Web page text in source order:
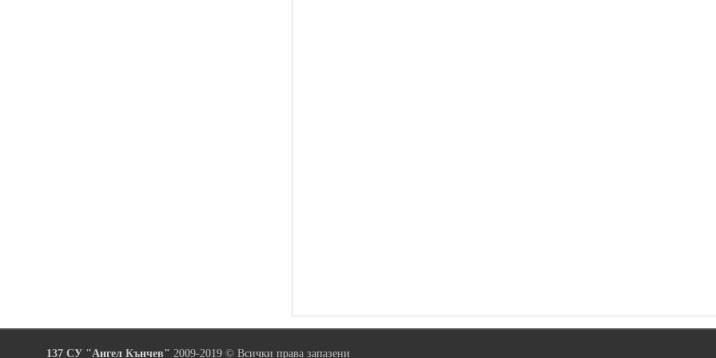
137 СУ "Ангел Кънчев" 2009-2019 © Всички права запазени